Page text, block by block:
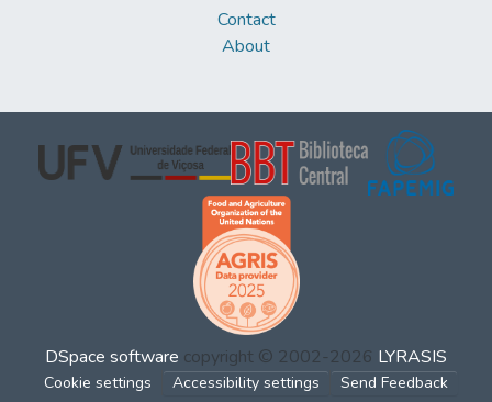
Contact
About
DSpace software copyright © 2002-2026 LYRASIS
Cookie settings Accessibility settings Send Feedback